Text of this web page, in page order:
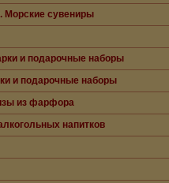
Морские сувениры
и подарочные наборы
и подарочные наборы
из фарфора
напитков